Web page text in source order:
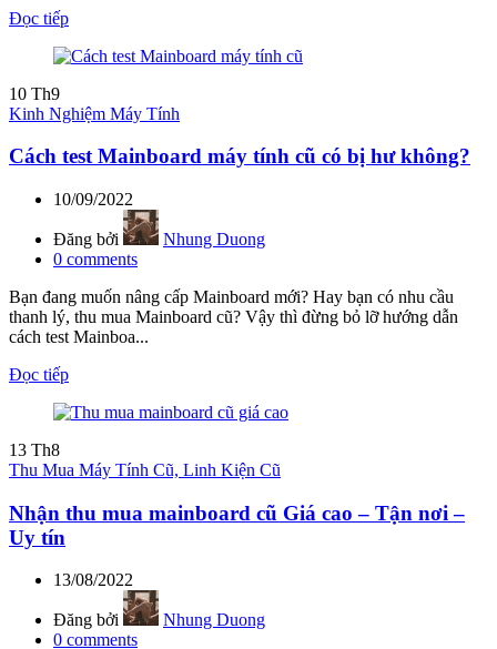
Đọc tiếp
10 Th9
Kinh Nghiệm Máy Tính
Cách test Mainboard máy tính cũ có bị hư không?
10/09/2022
Đăng bởi
Nhung Duong
0 comments
Bạn đang muốn nâng cấp Mainboard mới? Hay bạn có nhu cầu
thanh lý, thu mua Mainboard cũ? Vậy thì đừng bỏ lỡ hướng dẫn
cách test Mainboa...
Đọc tiếp
13 Th8
Thu Mua Máy Tính Cũ, Linh Kiện Cũ
Nhận thu mua mainboard cũ Giá cao – Tận nơi –
Uy tín
13/08/2022
Đăng bởi
Nhung Duong
0 comments